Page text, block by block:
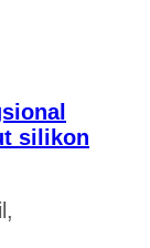
silikon